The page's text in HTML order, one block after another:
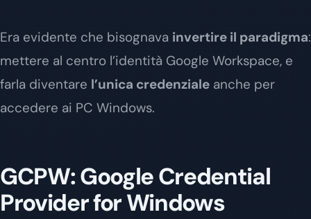
Era evidente che bisognava invertire il paradigma:
mettere al centro l’identità Google Workspace, e
farla diventare l’unica credenziale anche per
accedere ai PC Windows.
GCPW: Google Credential
Provider for Windows